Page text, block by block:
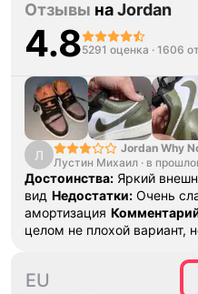
Отзывы наJordan
4.85291 оценка · 1606
Л
Jordan Why
"Bright
Лустин Михаил · в
Достоинства: Яркий
вид Недостатки: Очень
амортизация
целом не плохой вариант,
множество других более
баскетбольных кроссовок
EU